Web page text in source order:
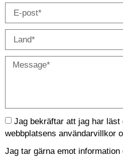
Jag bekräftar att jag har läst
webbplatsens användarvillkor
Jag tar gärna emot